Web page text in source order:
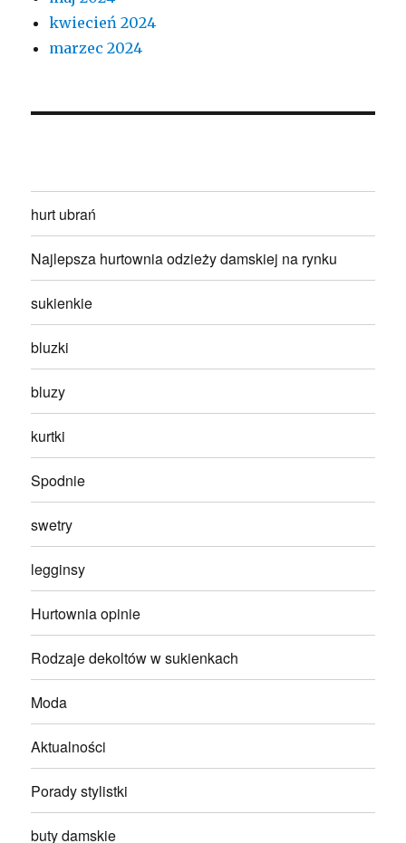
kwiecień 2024
marzec 2024
hurt ubrań
Najlepsza hurtownia odzieży damskiej na rynku
sukienkie
bluzki
bluzy
kurtki
Spodnie
swetry
legginsy
Hurtownia opinie
Rodzaje dekoltów w sukienkach
Moda
Aktualności
Porady stylistki
buty damskie